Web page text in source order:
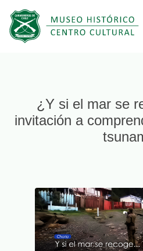
¿Y si el mar se
invitación a